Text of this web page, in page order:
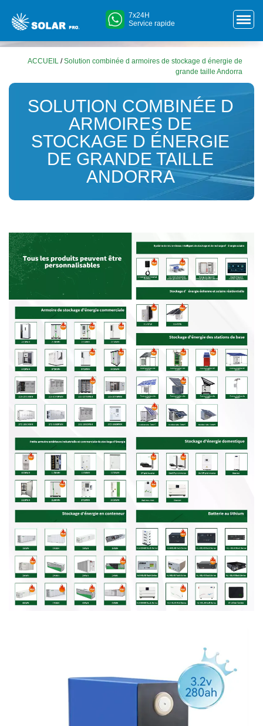
7x24H
Service rapide
ACCUEIL /Solution combinée d armoires de stockage d énergie de
grande taille Andorra
SOLUTION COMBINÉE D
ARMOIRES DE
STOCKAGE D ÉNERGIE
DE GRANDE TAILLE
ANDORRA